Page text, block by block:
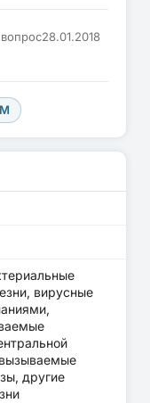
28.01.2018
вирусные
другие